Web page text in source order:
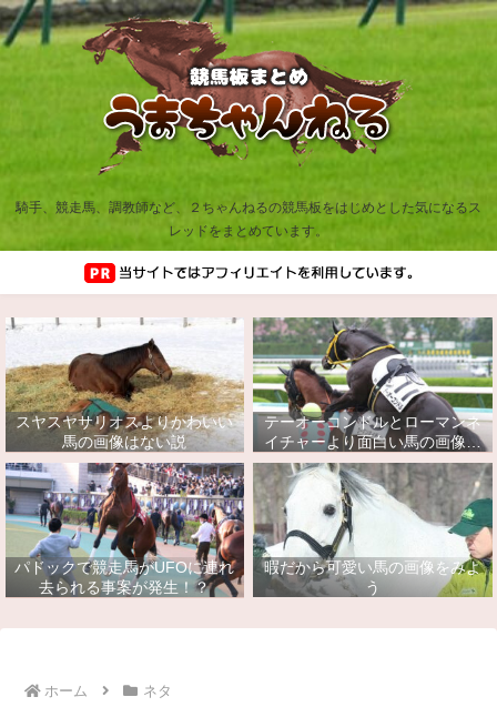
騎手、競走馬、調教師など、２ちゃんねるの競馬板をはじめとした気になるス
レッドをまとめています。
スヤスヤサリオスよりかわいい
馬の画像はない説
テーオーコンドルとローマンネ
イチャーより面白い馬の画像っ
てあるの？
パドックで競走馬がUFOに連れ
去られる事案が発生！？
暇だから可愛い馬の画像をみよ
う
ホーム ネタ